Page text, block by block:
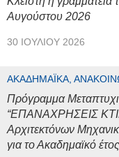
Αυγούστου 2026
30 ΙΟΥΛΊΟΥ 2026
ΑΚΑΔΗΜΑΪΚΆ,
Πρόγραμμα
“ΕΠΑΝΑΧΡΗΣΕΙΣ
Αρχιτεκτόνων
για το Ακαδημαϊκό